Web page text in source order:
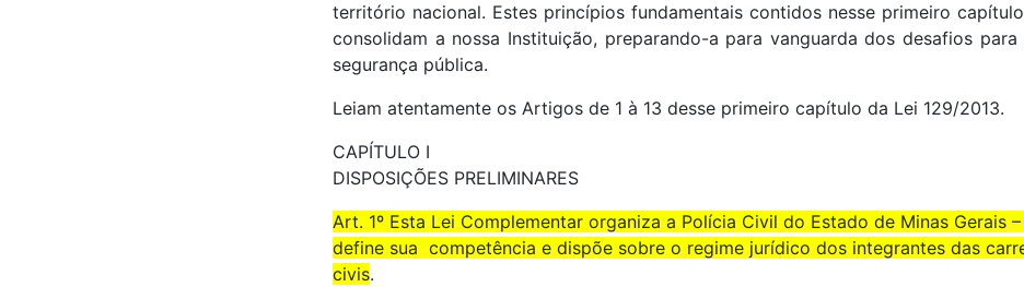
território nacional. Estes princípios fundamentais contidos nesse primeiro
consolidam a nossa Instituição, preparando-a para vanguarda dos desafios
segurança pública.
Leiam atentamente os Artigos de 1 à 13 desse primeiro capítulo da Lei 129/2013.
CAPÍTULO I
DISPOSIÇÕES PRELIMINARES
Art. 1º Esta Lei Complementar organiza a Polícia Civil do Estado de Minas Gerais –
define sua competência e dispõe sobre o regime jurídico dos integrantes das
civis.